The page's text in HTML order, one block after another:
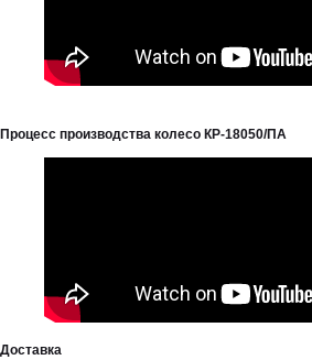
Процесс производства колесо КР-18050/ПА
Доставка